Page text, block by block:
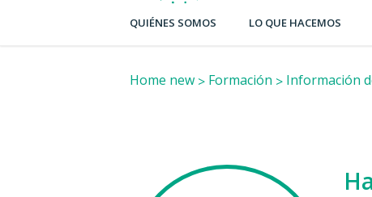
QUIÉNES SOMOS LO QUE HACEMOS
Home new Formación Información